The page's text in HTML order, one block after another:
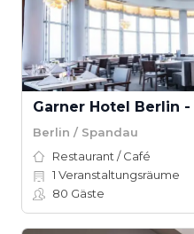
Garner Hotel Berlin -
Berlin / Spandau
Restaurant / Café
1 Veranstaltungsräume
80 Gäste